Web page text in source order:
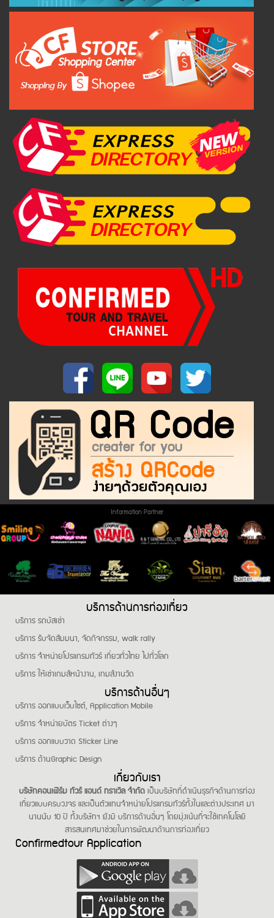
Information Partner
บริการด้านการท่องเที่ยว
บริการ รถบัสเช่า
บริการ รับจัดสัมมนา, จัดกิจกรรม, walk rally
บริการ จำหน่ายโปรแกรมทัวร์ เที่ยวทั่วไทย ไปทั่วโลก
บริการ ให้เช่าเกมส์หน้างาน, เกมส์งานวัด
บริการด้านอื่นๆ
บริการ ออกแบบเว็บไซต์, Application Mobile
บริการ จำหน่ายบัตร Ticket ต่างๆ
บริการ ออกแบบวาด Sticker Line
บริการ ด้านGraphic Design
เกี่ยวกับเรา
บริษัทคอนเฟิร์ม ทัวร์ แอนด์ ทราเวิล จำกัดเป็นบริษัทที่ดำเนินธุรกิจด้านการท่อง
เที่ยวแบบครบวงจร และเป็นตัวแทนจำหน่ายโปรแกรมทัวร์ทั้งในและต่างประเทศ มา
นานนับ 10 ปี ทั้งบริษัทฯ ยังมี บริการด้านอื่นๆ โดยมุ่งเน้นที่จะใช้เทคโนโลยี
สารสนเทศมาช่วยในการพัฒนาด้านการท่องเที่ยว
Confirmedtour Application